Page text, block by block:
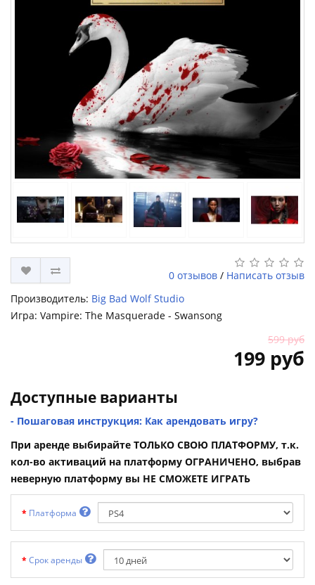
0 отзывов / Написать отзыв
Производитель: Big Bad Wolf Studio
Игра: Vampire: The Masquerade - Swansong
599 руб
199 руб
Доступные варианты
- Пошаговая инструкция: Как арендовать игру?
При аренде выбирайте ТОЛЬКО СВОЮ ПЛАТФОРМУ, т.к.
кол-во активаций на платформу ОГРАНИЧЕНО, выбрав
неверную платформу вы НЕ СМОЖЕТЕ ИГРАТЬ
Платформа
Срок аренды